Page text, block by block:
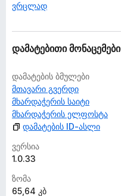
ვრცლად
დამატებითი მონაცემები
დამატების ბმულები
მთავარი გვერდი
მხარდაჭერის საიტი
მხარდაჭერის ელფოსტა
დამატების ID-ასლი
ვერსია
1.0.33
ზომა
65,64 კბ